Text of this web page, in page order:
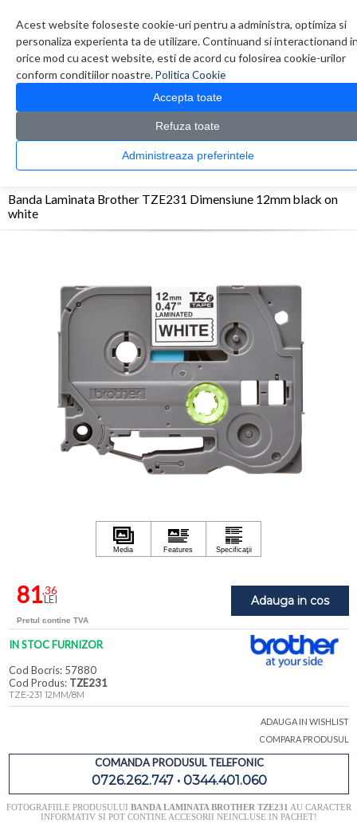
Acest website foloseste cookie-uri pentru a administra, optimiza si
personaliza experienta ta de utilizare. Continuand si interactionand
orice mod cu acest website, esti de acord cu folosirea cookie-urilor
conform conditiilor noastre.Politica Cookie
Accepta toate
Refuza toate
Administreaza preferintele
0 produs(e)
CATALOG PRODUSE
Consumabile > Etichete > Banda Laminata Brother TZE231
Banda Laminata Brother TZE231 Dimensiune 12mm black on
white
Adauga in cos
81,36
LEI
Pretul contine TVA
IN STOC FURNIZOR
Cod Bocris: 57880
Cod Produs: TZE231
TZE-231 12MM/8M
ADAUGA IN WISHLIST
COMPARA PRODUSUL
COMANDA PRODUSUL TELEFONIC
0726.262.747 • 0344.401.060
FOTOGRAFIILE PRODUSULUI BANDA LAMINATA BROTHER TZE231 AU CARACTER
INFORMATIV SI POT CONTINE ACCESORII NEINCLUSE IN PACHET!